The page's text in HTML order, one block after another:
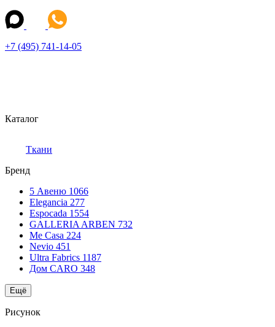
+7 (495) 741-14-05
Каталог
Ткани
Бренд
5 Авеню 1066
Elegancia 277
Espocada 1554
GALLERIA ARBEN 732
Me Casa 224
Nevio 451
Ultra Fabrics 1187
Дом CARO 348
Ещё
Рисунок